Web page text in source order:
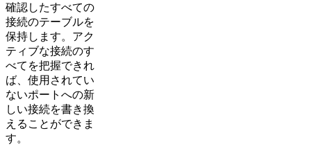
確認したすべての
接続のテーブルを
保持します。アク
ティブな接続のす
べてを把握できれ
ば、使用されてい
ないポートへの新
しい接続を書き換
えることができま
す。